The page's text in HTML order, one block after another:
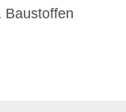
Baustoffen